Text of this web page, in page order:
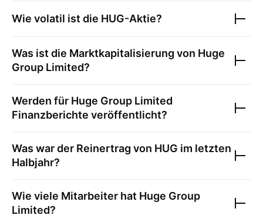
Wie volatil ist die HUG-Aktie?
Was ist die Marktkapitalisierung von Huge
Group Limited?
Werden für Huge Group Limited
Finanzberichte veröffentlicht?
Was war der Reinertrag von HUG im letzten
Halbjahr?
Wie viele Mitarbeiter hat Huge Group
Limited?